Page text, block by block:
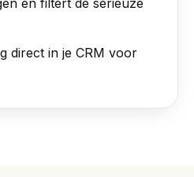
direct in je CRM voor